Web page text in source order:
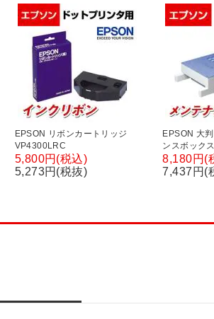
EPSON リボンカートリッジ
VP4300LRC
5,800円(税込)
5,273円(税抜)
EPSON 大
ンスボック
8,180円(
7,437円(